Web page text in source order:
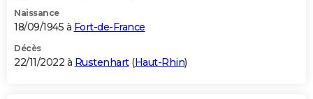
Naissance
18/09/1945 à Fort-de-France
Décès
22/11/2022 à Rustenhart(Haut-Rhin)